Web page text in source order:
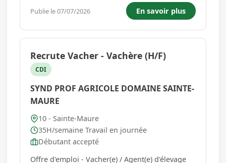
recrute, pour l'une de ses entreprises
adhérentes située à proximité de Troyes, un(e)
Agent d'élevage H/F en CDI. Vos missi...
Publie le 07/07/2026 En savoir plus
Recrute Vacher - Vachère (H/F)
CDI
SYND PROF AGRICOLE DOMAINE SAINTE-
MAURE
10 - Sainte-Maure
35H/semaine Travail en journée
Débutant accepté
Offre d'emploi - Vacher(e) / Agent(e) d'élevage